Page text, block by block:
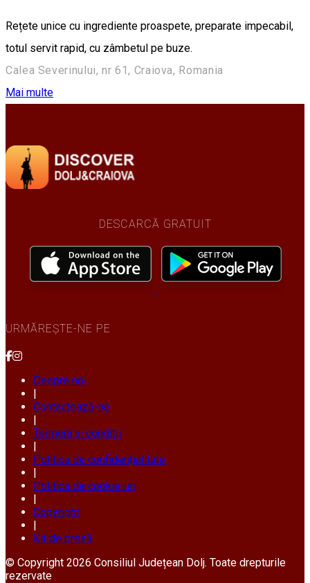
Rețete unice cu ingrediente proaspete, preparate impecabil,
totul servit rapid, cu zâmbetul pe buze.
Calea Severinului, nr 61, Craiova, Romania
Mai multe
DESCARCĂ GRATUIT
URMĂREȘTE-NE PE
Despre noi
|
Contactează-ne
|
Termeni și condiții
|
Politica de confidențialitate
|
Politica de cookie-uri
|
Copyright
|
Kit de presă
© Copyright 2026 Consiliul Județean Dolj. Toate drepturile
rezervate